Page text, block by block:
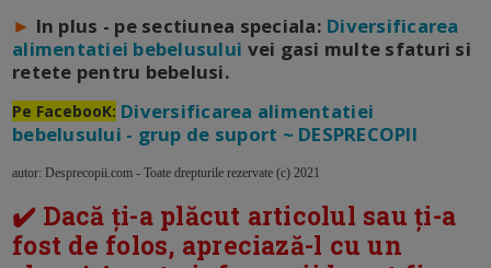
► In plus - pe sectiunea speciala: Diversificarea
alimentatiei bebelusului vei gasi multe sfaturi si
retete pentru bebelusi.
Pe FacebooK: Diversificarea alimentatiei
bebelusului - grup de suport ~ DESPRECOPII
autor: Desprecopii.com - Toate drepturile rezervate (c) 2021
✔️ Dacă ți-a plăcut articolul sau ți-a
fost de folos, apreciază-l cu un